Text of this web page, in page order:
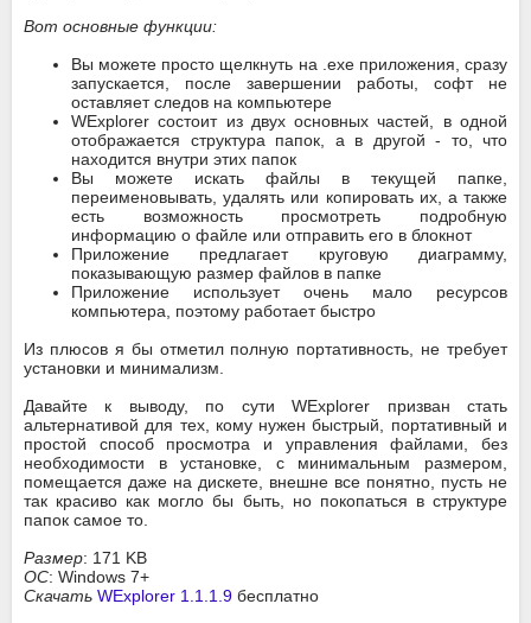
Вот основные функции:
Вы можете просто щелкнуть на .exe приложения, сразу
запускается, после завершении работы, софт не
оставляет следов на компьютере
WExplorer состоит из двух основных частей, в одной
отображается структура папок, а в другой - то, что
находится внутри этих папок
Вы можете искать файлы в текущей папке,
переименовывать, удалять или копировать их, а также
есть возможность просмотреть подробную
информацию о файле или отправить его в блокнот
Приложение предлагает круговую диаграмму,
показывающую размер файлов в папке
Приложение использует очень мало ресурсов
компьютера, поэтому работает быстро
Из плюсов я бы отметил полную портативность, не требует
установки и минимализм.
Давайте к выводу, по сути WExplorer призван стать
альтернативой для тех, кому нужен быстрый, портативный и
простой способ просмотра и управления файлами, без
необходимости в установке, с минимальным размером,
помещается даже на дискете, внешне все понятно, пусть не
так красиво как могло бы быть, но покопаться в структуре
папок самое то.
Размер: 171 KB
ОС: Windows 7+
Скачать WExplorer 1.1.1.9 бесплатно